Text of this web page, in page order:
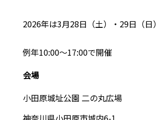
2026年は3月28日（土）・29日（日）
例年10:00～17:00で開催
会場
小田原城址公園 二の丸広場